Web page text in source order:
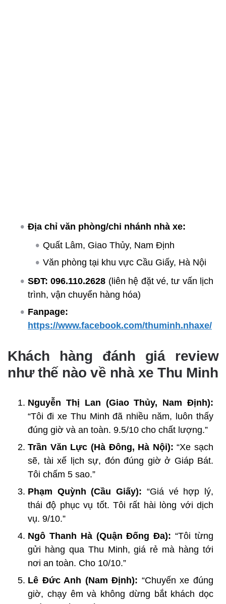
Địa chỉ văn phòng/chi nhánh nhà xe:
Quất Lâm, Giao Thủy, Nam Định
Văn phòng tại khu vực Cầu Giấy, Hà Nội
SĐT: 096.110.2628 (liên hệ đặt vé, tư vấn lịch
trình, vận chuyển hàng hóa)
Fanpage:
https://www.facebook.com/thuminh.nhaxe/
Khách hàng đánh giá review
như thế nào về nhà xe Thu Minh
Nguyễn Thị Lan (Giao Thủy, Nam Định):
“Tôi đi xe Thu Minh đã nhiều năm, luôn thấy
đúng giờ và an toàn. 9.5/10 cho chất lượng.”
Trần Văn Lực (Hà Đông, Hà Nội): “Xe sạch
sẽ, tài xế lịch sự, đón đúng giờ ở Giáp Bát.
Tôi chấm 5 sao.”
Phạm Quỳnh (Cầu Giấy): “Giá vé hợp lý,
thái độ phục vụ tốt. Tôi rất hài lòng với dịch
vụ. 9/10.”
Ngô Thanh Hà (Quận Đống Đa): “Tôi từng
gửi hàng qua Thu Minh, giá rẻ mà hàng tới
nơi an toàn. Cho 10/10.”
Lê Đức Anh (Nam Định): “Chuyến xe đúng
giờ, chạy êm và không dừng bắt khách dọc